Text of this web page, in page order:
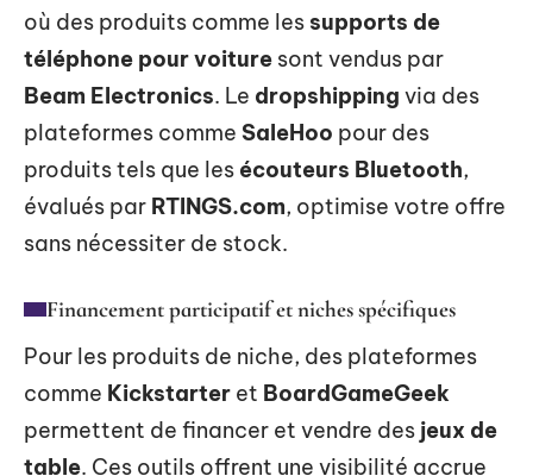
où des produits comme les supports de
téléphone pour voiture sont vendus par
Beam Electronics. Le dropshipping via des
plateformes comme SaleHoo pour des
produits tels que les écouteurs Bluetooth,
évalués par RTINGS.com, optimise votre offre
sans nécessiter de stock.
Financement participatif et niches spécifiques
Pour les produits de niche, des plateformes
comme Kickstarter et BoardGameGeek
permettent de financer et vendre des jeux de
table. Ces outils offrent une visibilité accrue